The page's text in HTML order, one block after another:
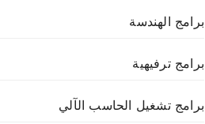
برامج الهندسة
برامج ترفيهية
برامج تشغيل الحاسب الآلي